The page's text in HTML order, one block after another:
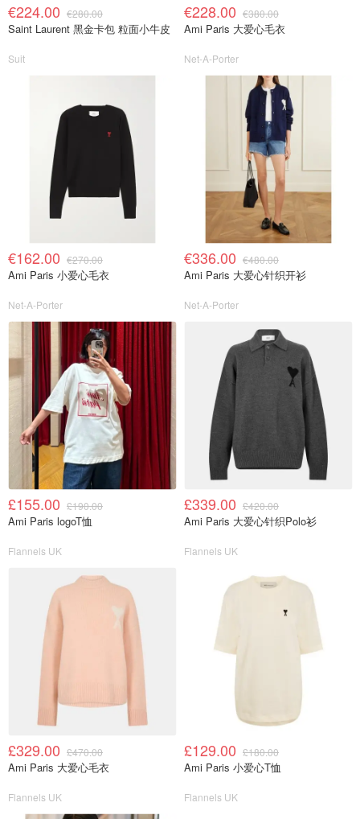
€224.00 €280.00
Saint Laurent 黑金卡包 粒面小牛皮
Suit
€228.00 €380.00
Ami Paris 大爱心毛衣
Net-A-Porter
€162.00 €270.00
Ami Paris 小爱心毛衣
Net-A-Porter
€336.00 €480.00
Ami Paris 大爱心针织开衫
Net-A-Porter
£155.00 £190.00
Ami Paris logoT恤
Flannels UK
£339.00 £420.00
Ami Paris 大爱心针织Polo衫
Flannels UK
£329.00 £470.00
Ami Paris 大爱心毛衣
Flannels UK
£129.00 £180.00
Ami Paris 小爱心T恤
Flannels UK